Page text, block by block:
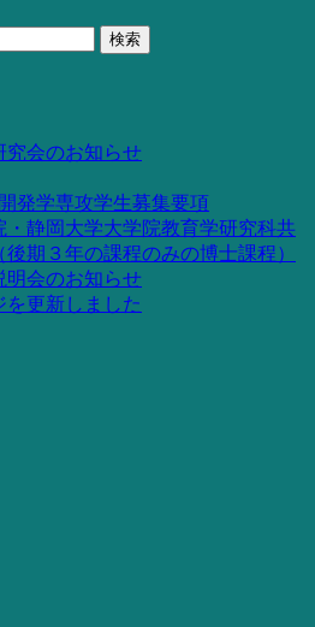
検索
究会のお知らせ
発学専攻学生募集要項
・静岡大学大学院教育学研究科共
期３年の課程のみの博士課程）
明会のお知らせ
更新しました